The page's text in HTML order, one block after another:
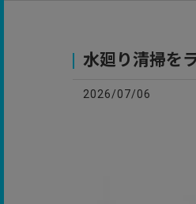
水廻り清掃を
2026/07/06